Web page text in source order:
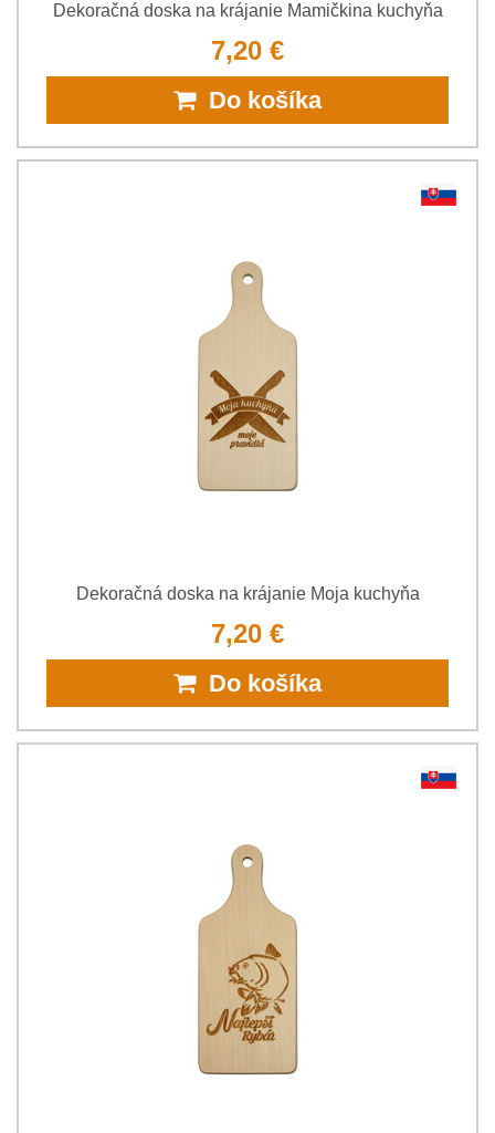
Dekoračná doska na krájanie Mamičkina kuchyňa
7,20 €
Do košíka
Dekoračná doska na krájanie Moja kuchyňa
7,20 €
Do košíka